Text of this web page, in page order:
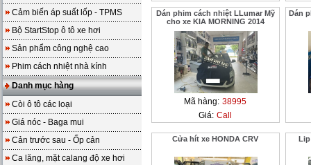
Cảm biến áp suất lốp - TPMS
Bộ StartStop ô tô xe hơi
Sản phẩm công nghệ cao
Phim cách nhiệt nhà kính
Danh mục hàng
Còi ô tô các loại
Giá nóc - Baga mui
Cản trước sau - Ốp cản
Ca lăng, mặt calang độ xe hơi
Dán phim cách nhiệt LLumar Mỹ
cho xe KIA MORNING 2014
Mã hàng: 38995
Giá: Call
Dán
Cửa hít xe HONDA CRV Lip